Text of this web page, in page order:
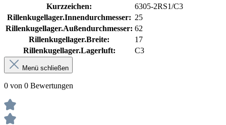
Kurzzeichen:
6305-2RS1/C3
Rillenkugellager.Innendurchmesser: 25
Rillenkugellager.Außendurchmesser: 62
Rillenkugellager.Breite:
17
Rillenkugellager.Lagerluft:
C3
Menü schließen
0 von 0 Bewertungen